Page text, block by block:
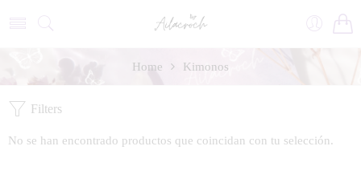
Home Kimonos
Filters
No se han encontrado productos que coincidan con tu selección.